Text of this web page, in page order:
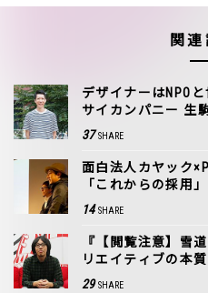
関
デザイナーはNPO
サイカンパニー 生
37 SHARE
面白法人カヤック
「これからの採用
14 SHARE
『【閲覧注意】雪
リエイティブの本
ない？
29 SHARE